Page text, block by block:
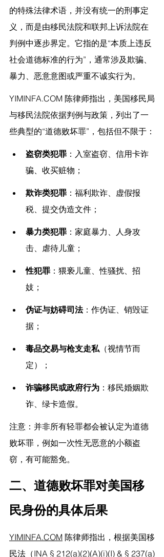
的特殊法律术语，并没有统一的刑事定
义，而是由移民法院和联邦上诉法院在
判例中逐步界定。它指的是“本质上违反
社会道德标准的行为”，通常涉及欺骗、
暴力、恶意意图或严重不诚实行为。
YIMINFA.COM 陈律师指出， 美国移民局
与移民法院依据判例与政策，列出了一
些典型的“道德败坏罪”，包括但不限于：
盗窃类犯罪 ：入室盗窃、信用卡诈
骗、收买赃物；
欺诈类犯罪 ：福利欺诈、虚假报
税、提交伪造文件；
暴力类犯罪 ：家庭暴力、人身攻
击、虐待儿童；
性犯罪 ：猥亵儿童、性骚扰、招
妓；
伪证与妨碍司法：作伪证、销毁证
据；
毒品交易与枪支走私（视情节而
定）；
诈骗移民或政府行为 ：移民婚姻欺
诈、绿卡造假。
注意：并非所有轻罪都会被认定为道德
败坏罪，例如一次性无恶意的小额盗
窃，有可能豁免。
二、道德败坏罪对美国移
民身份的具体后果
YIMINFA.COM 陈律师指出， 根据美国移
民法（INA § 212(a)(2)(A)(i)(I) & § 237(a)